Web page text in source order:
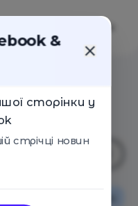
&
сторінки у
стрічці новин